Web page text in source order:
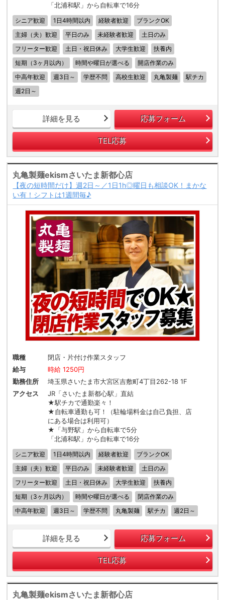
「北浦和駅」から自転車で16分
シニア歓迎 1日4時間以内 経験者歓迎
ブランクOK
主婦（夫）歓迎
平日のみ 未経験者歓迎
土日のみ
フリーター歓迎
土日・祝日休み 大学生歓迎
扶養内
短期（3ヶ月以内）
時間や曜日が選べる
開店作業のみ
中高年歓迎
週3日～ 学歴不問 高校生歓迎 丸亀製麺
駅チカ
週2日～
詳細を見る 応募フォーム
TEL応募
丸亀製麺ekismさいたま新都心店
【夜の短時間だけ】週2日～／1日1h◎曜日も相談OK！まかな
い有！シフトは1週間毎♪
職種
閉店・片付け作業スタッフ
給与
時給 1250円
勤務住所
埼玉県さいたま市大宮区吉敷町4丁目262-18 1F
アクセス
JR「さいたま新都心駅」直結
★駅チカで通勤楽々！
★自転車通勤も可！（駐輪場料金は自己負担、店
にある場合は利用可）
★「与野駅」から自転車で5分
「北浦和駅」から自転車で16分
シニア歓迎 1日4時間以内 経験者歓迎
ブランクOK
主婦（夫）歓迎
平日のみ 未経験者歓迎
土日のみ
フリーター歓迎
土日・祝日休み 大学生歓迎
扶養内
短期（3ヶ月以内）
時間や曜日が選べる
閉店作業のみ
中高年歓迎
週3日～ 学歴不問 丸亀製麺 駅チカ 週2日～
詳細を見る 応募フォーム
TEL応募
丸亀製麺ekismさいたま新都心店